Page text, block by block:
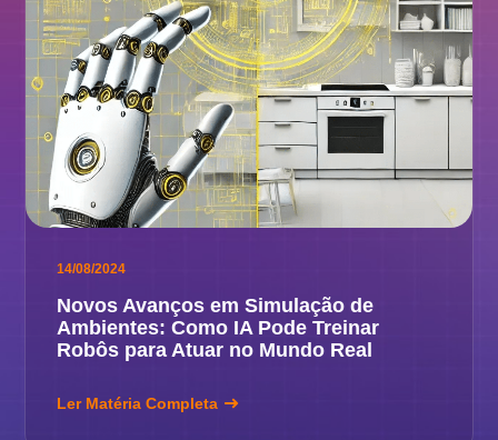
14/08/2024
Novos Avanços em Simulação de
Ambientes: Como IA Pode Treinar
Robôs para Atuar no Mundo Real
Ler Matéria Completa